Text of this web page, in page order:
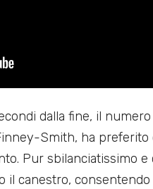
dalla fine, il
Smith, ha preferito
Pur sbilanciatissimo e
il canestro,